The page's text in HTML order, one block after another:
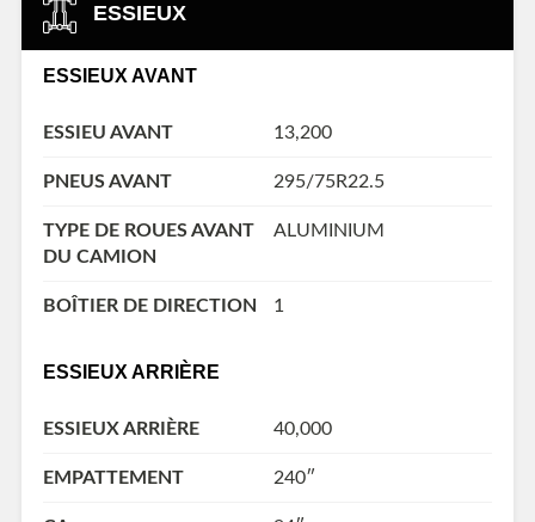
ESSIEUX
ESSIEUX AVANT
ESSIEU AVANT 13,200
PNEUS AVANT 295/75R22.5
TYPE DE ROUES AVANT
DU CAMION
ALUMINIUM
BOÎTIER DE DIRECTION 1
ESSIEUX ARRIÈRE
ESSIEUX ARRIÈRE 40,000
EMPATTEMENT 240″